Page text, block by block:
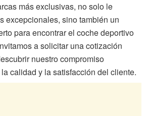
más exclusivas, no solo le
excepcionales, sino también un
para encontrar el coche deportivo
a solicitar una cotización
nuestro compromiso
calidad y la satisfacción del cliente.